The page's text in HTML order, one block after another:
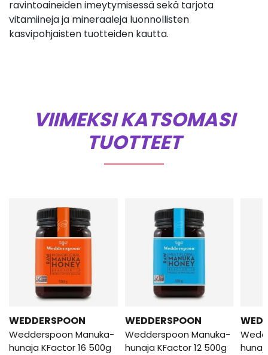
ravintoaineiden imeytymisessä sekä tarjota
vitamiineja ja mineraaleja luonnollisten
kasvipohjaisten tuotteiden kautta.
VIIMEKSI KATSOMASI
TUOTTEET
WEDDERSPOON
Wedderspoon Manuka-
hunaja KFactor 16 500g
WEDDERSPOON
Wedderspoon Manuka-
hunaja KFactor 12 500g